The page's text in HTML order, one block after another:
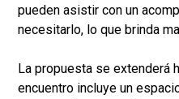
pueden asistir con un
necesitarlo, lo que brinda
La propuesta se extenderá
encuentro incluye un